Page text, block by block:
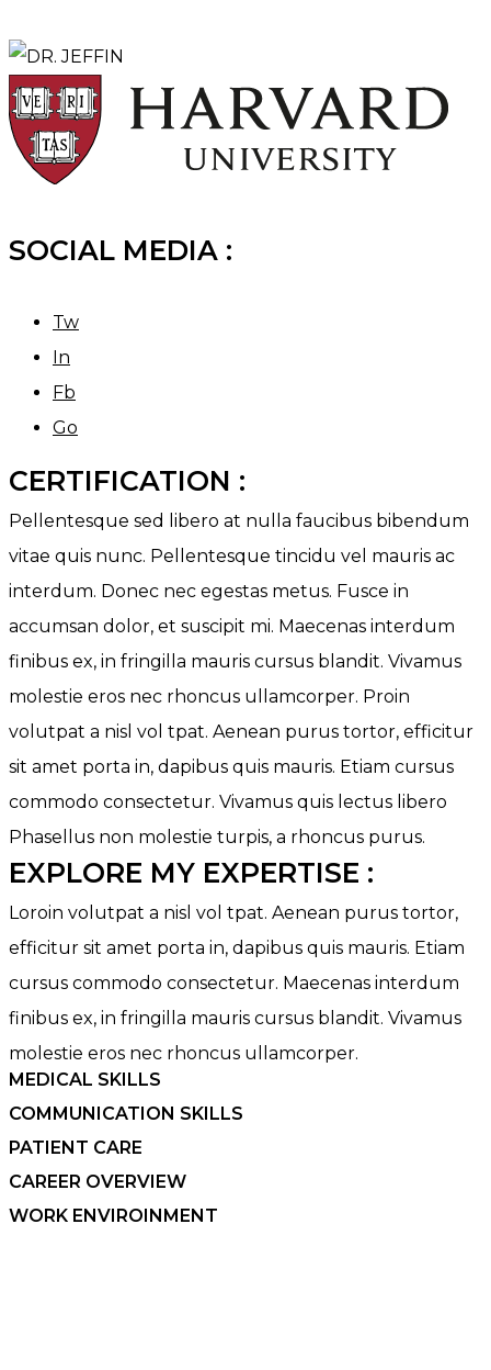
SOCIAL MEDIA :
Tw
In
Fb
Go
CERTIFICATION :
Pellentesque sed libero at nulla faucibus bibendum
vitae quis nunc. Pellentesque tincidu vel mauris ac
interdum. Donec nec egestas metus. Fusce in
accumsan dolor, et suscipit mi. Maecenas interdum
finibus ex, in fringilla mauris cursus blandit. Vivamus
molestie eros nec rhoncus ullamcorper. Proin
volutpat a nisl vol tpat. Aenean purus tortor, efficitur
sit amet porta in, dapibus quis mauris. Etiam cursus
commodo consectetur. Vivamus quis lectus libero
Phasellus non molestie turpis, a rhoncus purus.
EXPLORE MY EXPERTISE :
Loroin volutpat a nisl vol tpat. Aenean purus tortor,
efficitur sit amet porta in, dapibus quis mauris. Etiam
cursus commodo consectetur. Maecenas interdum
finibus ex, in fringilla mauris cursus blandit. Vivamus
molestie eros nec rhoncus ullamcorper.
MEDICAL SKILLS
COMMUNICATION SKILLS
PATIENT CARE
CAREER OVERVIEW
WORK ENVIROINMENT